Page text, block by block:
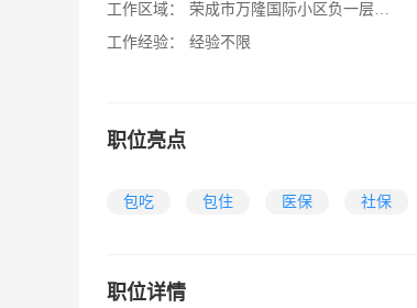
工作区域：
荣成市万隆国际小区负一层哆来咪
工作经验：
经验不限
职位亮点
包吃 包住 医保 社保
职位详情